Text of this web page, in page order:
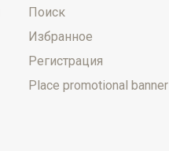
Поиск
Избранное
Регистрация
Place promotional banner